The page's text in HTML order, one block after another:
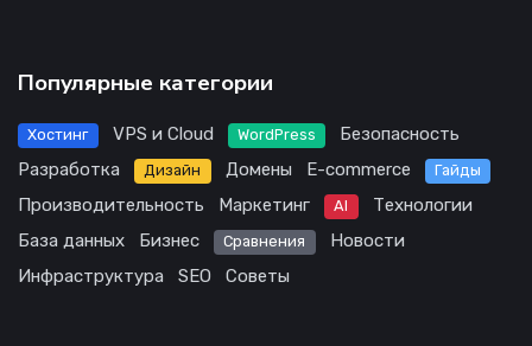
Популярные категории
Хостинг VPS и Cloud WordPress
Безопасность
Разработка
Дизайн Домены E-commerce Гайды
Производительность Маркетинг AI
Технологии
База данных
Бизнес Сравнения
Новости
Инфраструктура
SEO Советы